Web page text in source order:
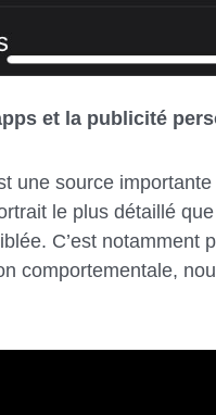
et la publicité
une source
le plus détaillé
C’est notamment
comportementale,